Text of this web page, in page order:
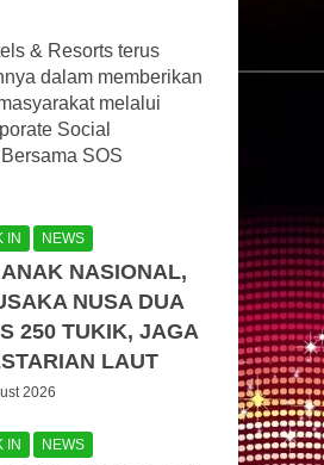
& Resorts terus
dalam memberikan
melalui
Social
SOS
IN NEWS
NASIONAL,
NUSA DUA
250 TUKIK, JAGA
LAUT
2026
IN NEWS